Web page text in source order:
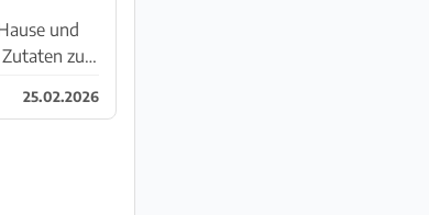
und
zu.
25.02.2026